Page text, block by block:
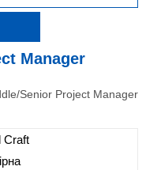
Manager
Senior Project Manager
Craft